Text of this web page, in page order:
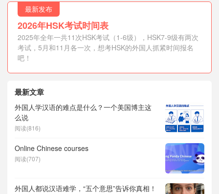
最新发布
2026年HSK考试时间表
2025年全年一共11次HSK考试（1-6级），HSK7-9级有两次
考试，5月和11月各一次，想考HSK的外国人抓紧时间报名
吧！
最新文章
外国人学汉语的难点是什么？一个美国博主这
么说
阅读(816)
Online Chinese courses
阅读(707)
外国人都说汉语难学，“五个意思”告诉你真相！